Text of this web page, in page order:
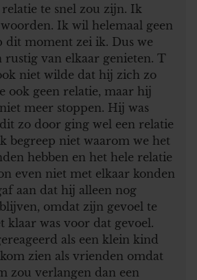
te snel zou zijn. Ik
Ik wil helemaal geen
dit moment zei ik. Dus we
rustig van elkaar genieten. T
niet wilde dat hij zich zo
ook geen relatie, maar hij
meer stoppen. Hij was
zo door ging wel een relatie
begreep niet waarom we het
hebben en het hele relatie
even niet met elkaar konden
aan dat hij alleen nog
omdat zijn gevoel te
klaar was voor dat gevoel.
als een klein kind
zien als vrienden omdat
zou verlangen dan een